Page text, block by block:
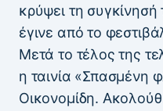
κρύψει τη συγκίνησή
έγινε από το
Μετά το τέλος της
η ταινία «Σπασμένη
Οικονομίδη.